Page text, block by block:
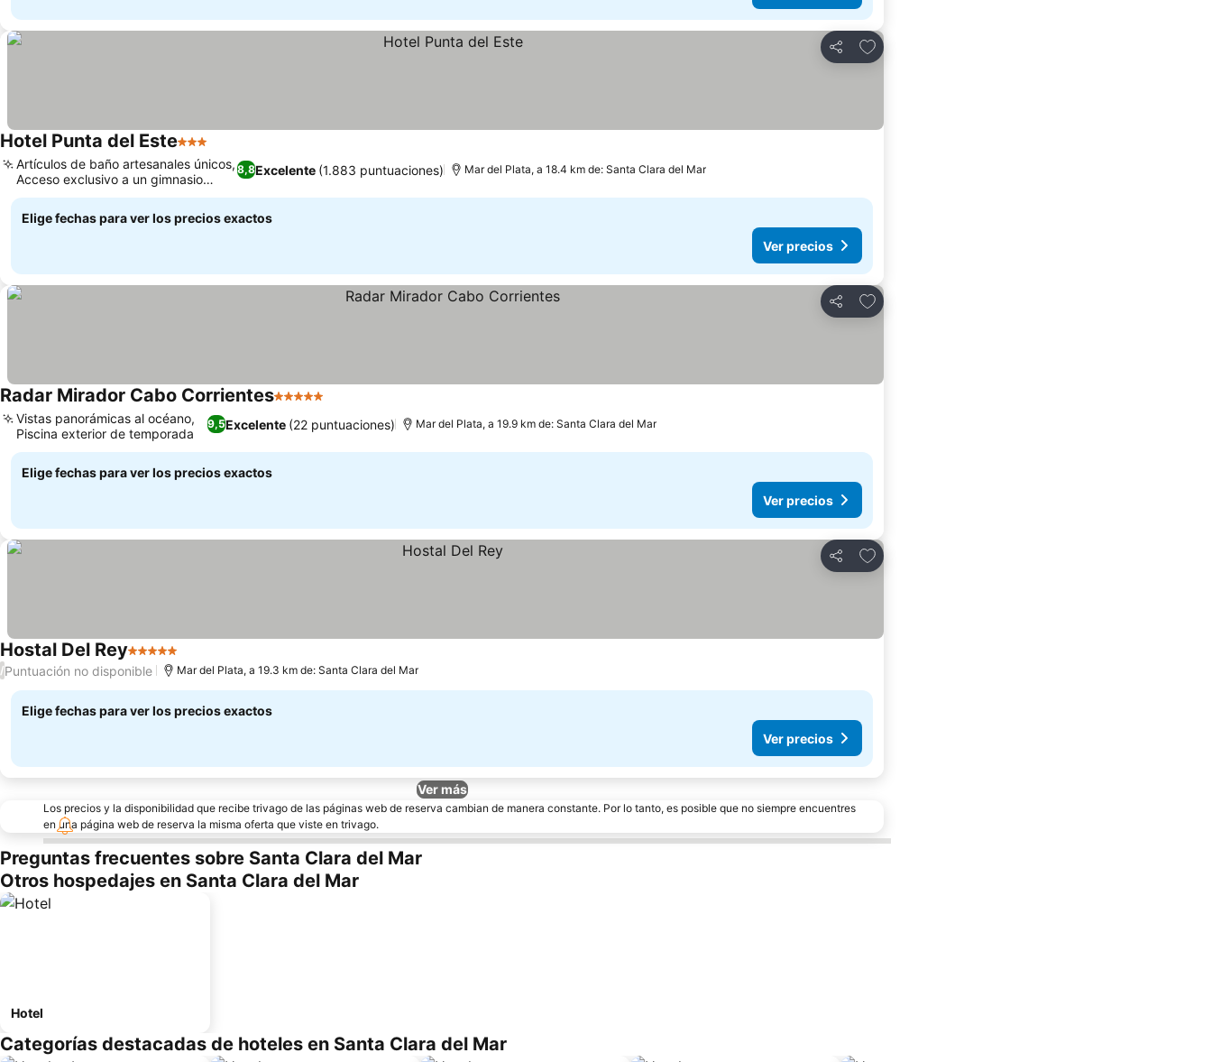
Compartir
Agregar a favoritos
Hotel Punta del Este3 Estrellas
8,8Excelente (1.883 puntuaciones)
Artículos de baño artesanales únicos,
Acceso exclusivo a un gimnasio
cercano
Mar del Plata, a 18.4 km de: Santa Clara del Mar
Elige fechas para ver los precios exactos
Ver precios
Compartir
Agregar a favoritos
Radar Mirador Cabo Corrientes5 Estrellas
9,5Excelente (22 puntuaciones)
Vistas panorámicas al océano,
Piscina exterior de temporada
Mar del Plata, a 19.9 km de: Santa Clara del Mar
Elige fechas para ver los precios exactos
Ver precios
Compartir
Agregar a favoritos
Hostal Del Rey5 Estrellas
/Puntuación no disponible Mar del Plata, a 19.3 km de: Santa Clara del Mar
Elige fechas para ver los precios exactos
Ver precios
Ver más
Los precios y la disponibilidad que recibe trivago de las páginas web de reserva cambian de manera constante. Por lo tanto, es posible que no siempre encuentres
en una página web de reserva la misma oferta que viste en trivago.
Preguntas frecuentes sobre Santa Clara del Mar
Otros hospedajes en Santa Clara del Mar
Hotel
Categorías destacadas de hoteles en Santa Clara del Mar